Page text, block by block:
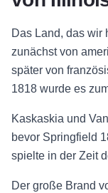
Das Land, das wir
zunächst von
später von
1818 wurde es
Kaskaskia und
bevor Springfield
spielte in der Zeit
Der große Brand